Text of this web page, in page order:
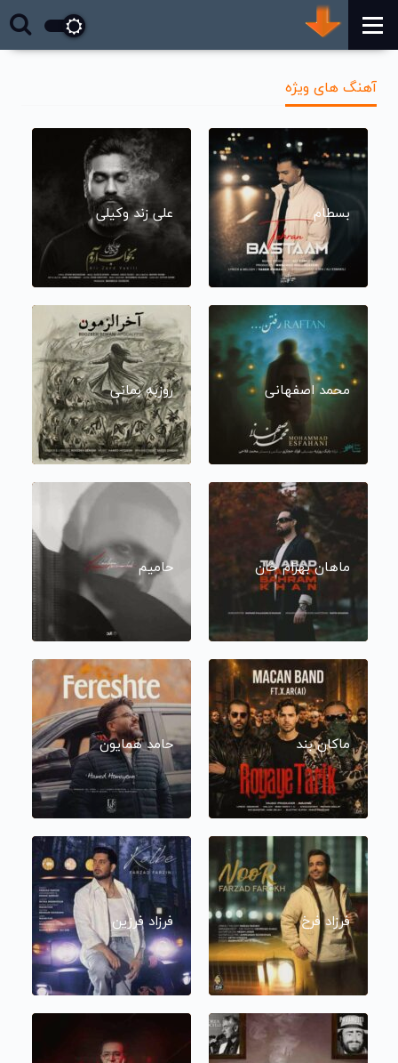
آهنگ های ویژه
بسطام علی زند وکیلی
محمد اصفهانی روزبه بمانی
ماهان بهرام خان حامیم
ماکان بند حامد همایون
فرزاد فرخ فرزاد فرزین